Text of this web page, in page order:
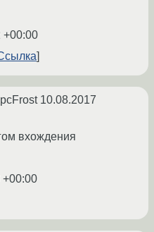
+00:00
10.08.2017
вхождения
+00:00